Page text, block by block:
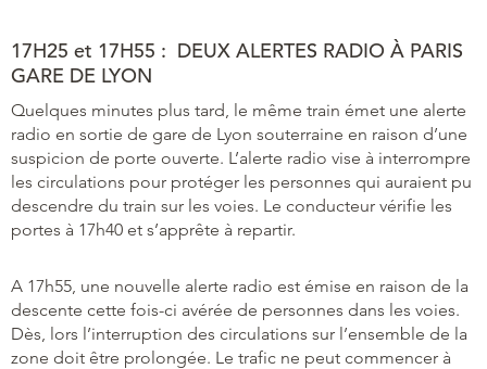
17H25 et 17H55 : DEUX ALERTES RADIO À PARIS
GARE DE LYON
Quelques minutes plus tard, le même train émet une alerte
radio en sortie de gare de Lyon souterraine en raison d’une
suspicion de porte ouverte. L’alerte radio vise à interrompre
les circulations pour protéger les personnes qui auraient pu
descendre du train sur les voies. Le conducteur vérifie les
portes à 17h40 et s’apprête à repartir.
A 17h55, une nouvelle alerte radio est émise en raison de la
descente cette fois-ci avérée de personnes dans les voies.
Dès, lors l’interruption des circulations sur l’ensemble de la
zone doit être prolongée. Le trafic ne peut commencer à